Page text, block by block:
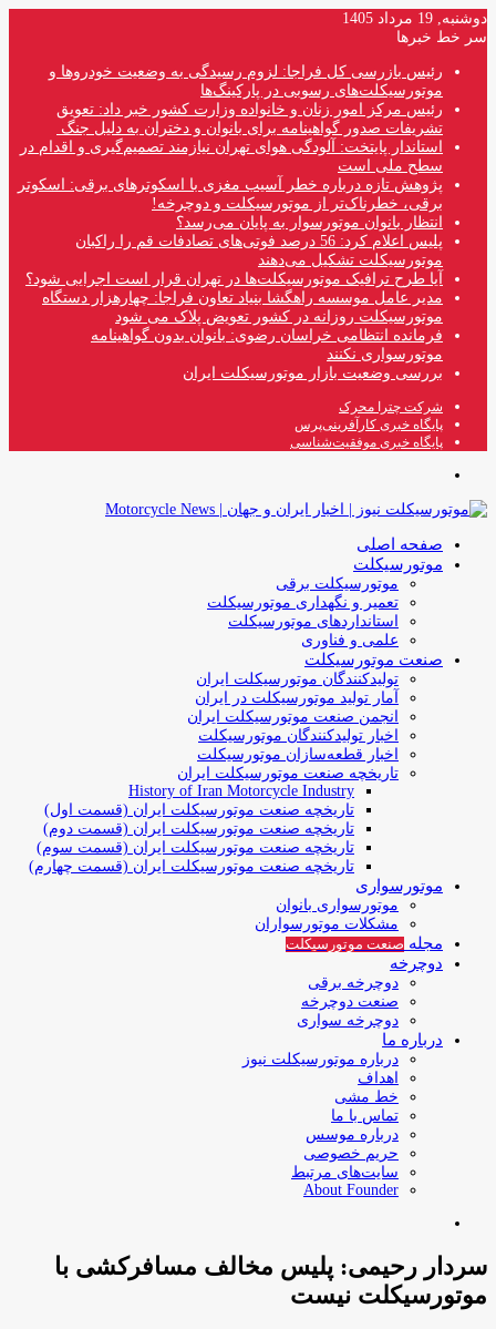
دوشنبه, 19 مرداد 1405
سر خط خبرها
رئیس بازرسی کل فراجا: لزوم رسیدگی به وضعیت خودروها و
موتورسیکلت‌های رسوبی در پارکینگ‌ها
رئیس مرکز امور زنان و خانواده وزارت کشور خبر داد: تعویق
تشریفات صدور گواهینامه برای بانوان و دختران به دلیل جنگ
استاندار پایتخت: آلودگی هوای تهران نیازمند تصمیم‌گیری و اقدام در
سطح ملی است
پژوهش تازه درباره خطر آسیب مغزی با اسکوترهای برقی: اسکوتر
برقی، خطرناک‌تر از موتورسیکلت و دوچرخه!
انتظار بانوان موتورسوار به پایان می‌رسد؟
پلیس اعلام کرد: 56 درصد فوتی‌های تصادفات قم را راکبان
موتورسیکلت تشکیل می‌دهند
آیا طرح ترافیک موتورسیکلت‌ها در تهران قرار است اجرایی شود؟
مدیر عامل موسسه راهگشا بنیاد تعاون فراجا: چهارهزار دستگاه
موتورسیکلت روزانه در کشور تعویض پلاک می شود
فرمانده انتظامی خراسان رضوی: بانوان بدون گواهینامه
موتورسواری نکنند
بررسی وضعیت بازار موتورسیکلت ایران
شرکت چترا محرک
پایگاه خبری کارآفرینی‌پرس
پایگاه خبری موفقیت‌شناسی
صفحه اصلی
موتورسیکلت
موتورسیکلت برقی
تعمیر و نگهداری موتورسیکلت
استانداردهای موتورسیکلت
علمی و فناوری
صنعت موتورسیکلت
تولیدکنندگان موتورسیکلت ایران
آمار تولید موتورسیکلت در ایران
انجمن صنعت موتورسیکلت ایران
اخبار تولیدکنندگان موتورسیکلت
اخبار قطعه‌سازان موتورسیکلت
تاریخچه صنعت موتورسیکلت ایران
History of Iran Motorcycle Industry
تاریخچه صنعت موتورسیکلت ایران (قسمت اول)
تاریخچه صنعت موتورسیکلت ایران (قسمت دوم)
تاریخچه صنعت موتورسیکلت ایران (قسمت سوم)
تاریخچه صنعت موتورسیکلت ایران (قسمت چهارم)
موتورسواری
موتورسواری بانوان
مشکلات موتورسواران
مجله صنعت موتورسیکلت
دوچرخه
دوچرخه برقی
صنعت دوچرخه
دوچرخه سواری
درباره ما
درباره موتورسیکلت نیوز
اهداف
خط مشی
تماس با ما
درباره موسس
حریم خصوصی
سایت‌های مرتبط
About Founder
سردار رحیمی: پلیس مخالف مسافرکشی با
موتورسیکلت نیست